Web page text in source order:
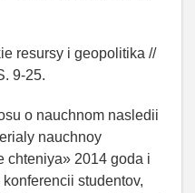
resursy i geopolitika //
9-25.
o nauchnom nasledii
nauchnoy
chteniya» 2014 goda i
studentov,